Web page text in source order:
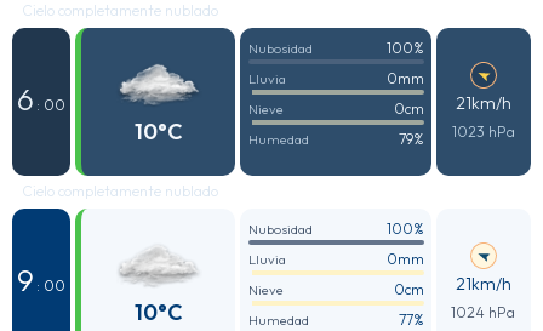
Cielo completamente nublado
6 : 00
10°C
Nubosidad 100%
Lluvia 0mm
Nieve 0cm
Humedad 79%
21km/h
1023 hPa
Cielo completamente nublado
9 : 00
10°C
Nubosidad 100%
Lluvia 0mm
Nieve 0cm
Humedad 77%
21km/h
1024 hPa